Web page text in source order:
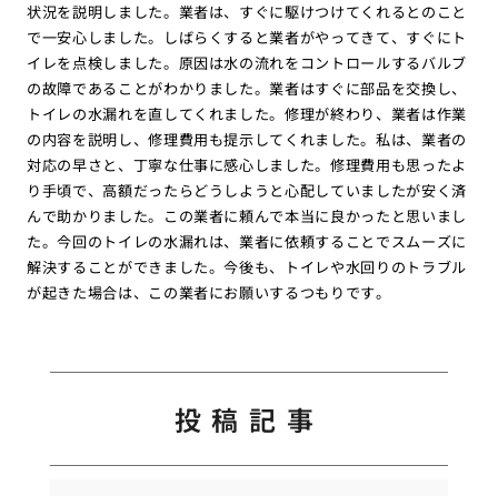
状況を説明しました。業者は、すぐに駆けつけてくれるとのこと
で一安心しました。しばらくすると業者がやってきて、すぐにト
イレを点検しました。原因は水の流れをコントロールするバルブ
の故障であることがわかりました。業者はすぐに部品を交換し、
トイレの水漏れを直してくれました。修理が終わり、業者は作業
の内容を説明し、修理費用も提示してくれました。私は、業者の
対応の早さと、丁寧な仕事に感心しました。修理費用も思ったよ
り手頃で、高額だったらどうしようと心配していましたが安く済
んで助かりました。この業者に頼んで本当に良かったと思いまし
た。今回のトイレの水漏れは、業者に依頼することでスムーズに
解決することができました。今後も、トイレや水回りのトラブル
が起きた場合は、この業者にお願いするつもりです。
投稿記事